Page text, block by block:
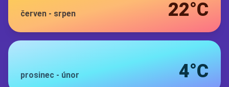
červen - srpen 22°C
prosinec - únor 4°C